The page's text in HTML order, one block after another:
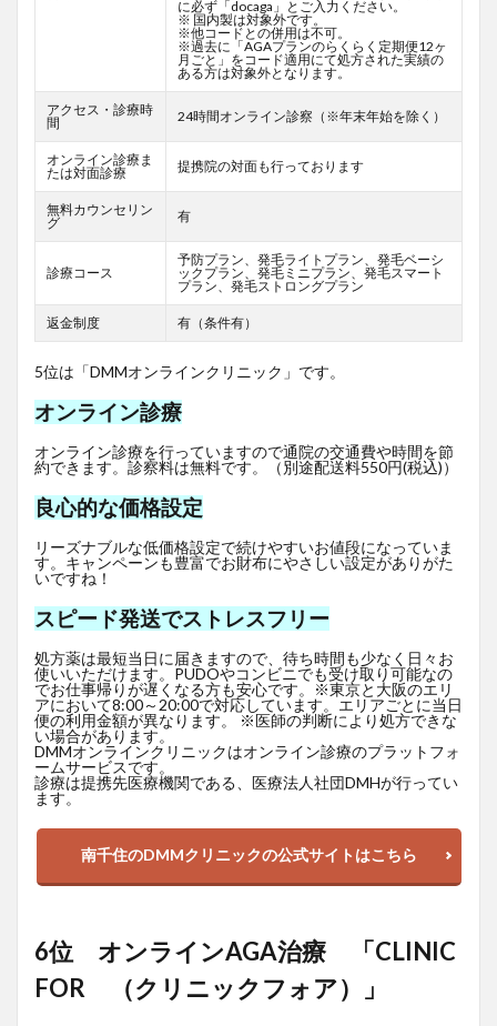
に必ず「docaga」とご入力ください。
※ 国内製は対象外です。
※他コードとの併用は不可。
※過去に「AGAプランのらくらく定期便12ヶ
月ごと」をコード適用にて処方された実績の
ある方は対象外となります。
アクセス・診療時
間
24時間オンライン診察（※年末年始を除く）
オンライン診療ま
たは対面診療
提携院の対面も行っております
無料カウンセリン
グ
有
診療コース
予防プラン、発毛ライトプラン、発毛ベーシ
ックプラン、発毛ミニプラン、発毛スマート
プラン、発毛ストロングプラン
返金制度 有（条件有）
5位は「DMMオンラインクリニック」です。
オンライン診療
オンライン診療を行っていますので通院の交通費や時間を節
約できます。診察料は無料です。（別途配送料550円(税込)）
良心的な価格設定
リーズナブルな低価格設定で続けやすいお値段になっていま
す。キャンペーンも豊富でお財布にやさしい設定がありがた
いですね！
スピード発送でストレスフリー
処方薬は最短当日に届きますので、待ち時間も少なく日々お
使いいただけます。PUDOやコンビニでも受け取り可能なの
でお仕事帰りが遅くなる方も安心です。※東京と大阪のエリ
アにおいて8:00～20:00で対応しています。エリアごとに当日
便の利用金額が異なります。 ※医師の判断により処方できな
い場合があります。
DMMオンラインクリニックはオンライン診療のプラットフォ
ームサービスです。
診療は提携先医療機関である、医療法人社団DMHが行ってい
ます。
南千住のDMMクリニックの公式サイトはこちら
6位 オンラインAGA治療 「CLINIC
FOR （クリニックフォア）」